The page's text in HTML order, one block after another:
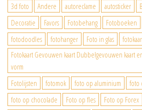
3d foto Andere autoreclame autosticker
Decoratie
Favors Fotobehang Fotoboeken
fotodoodles
fotohanger Foto in glas
Fotokaart Gevouwen kaart Dubbelgevouwen kaart
vorm
Fotolijsten
fotomok foto op aluminium
foto
foto op chocolade
Foto op fles
Foto op Forex